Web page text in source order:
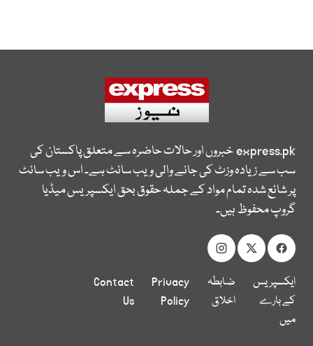
express.pkخبروں اور حالات حاضرہ سے متعلق پاکستان کی
سب سے زیادہ وزٹ کی جانے والی ویب سائٹ ہے۔ اس ویب سائٹ
پر شائع شدہ تمام مواد کے جملہ حقوق بحق ایکسپریس میڈیا
گروپ محفوظ ہیں۔
ایکسپریس
کے بارے
میں
ضابطہ
اخلاق
Privacy
Policy
Contact
Us